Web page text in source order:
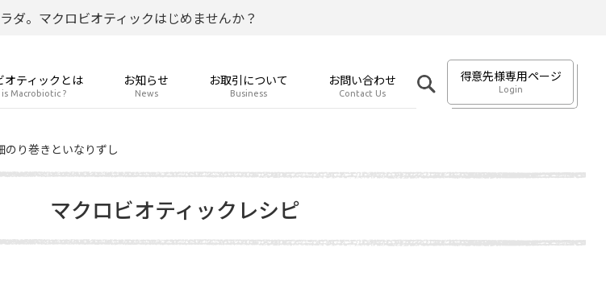
ダ。マクロビオティックはじめませんか？
オティックとは
Macrobiotic ?
お知らせ
News
お取引について
Business
お問い合わせ
Contact Us
得意先様専用ページ
Login
のり巻きといなりずし
マクロビオティックレシピ